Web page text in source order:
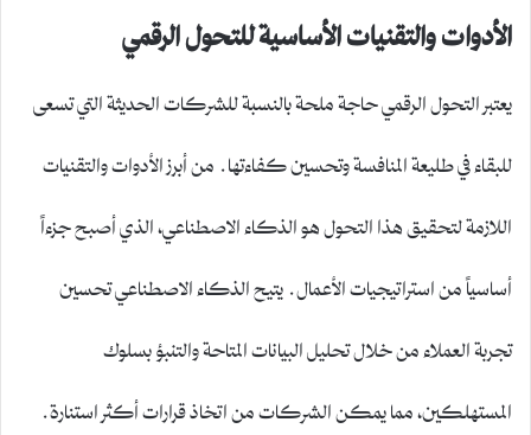
الأدوات والتقنيات الأساسية للتحول الرقمي
يعتبر التحول الرقمي حاجة ملحة بالنسبة للشركات الحديثة التي تسعى
للبقاء في طليعة المنافسة وتحسين كفاءتها. من أبرز الأدوات والتقنيات
اللازمة لتحقيق هذا التحول هو الذكاء الاصطناعي، الذي أصبح جزءاً
أساسياً من استراتيجيات الأعمال. يتيح الذكاء الاصطناعي تحسين
تجربة العملاء من خلال تحليل البيانات المتاحة والتنبؤ بسلوك
المستهلكين، مما يمكن الشركات من اتخاذ قرارات أكثر استنارة.